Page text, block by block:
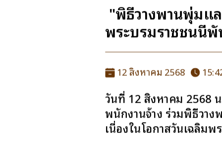
"พิธีวางพานพุ่มแ
พระบรมราชชนนี
12 สิงหาคม 2568
วันที่ 12 สิงหาคม 2568
พนักงานจ้าง ร่วมพิธีวาง
เนื่องในโอกาสวันเฉลิม